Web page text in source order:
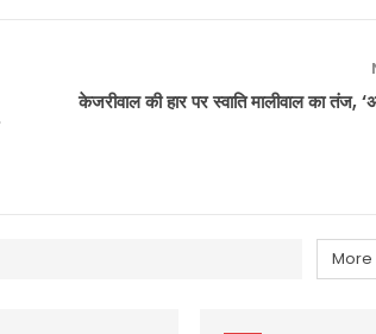
केजरीवाल की हार पर स्वाति मालीवाल का तंज,
More